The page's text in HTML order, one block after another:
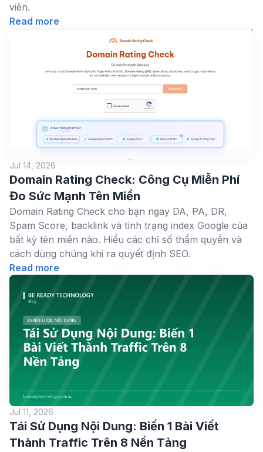
viên.
Read more
Jul 14, 2026
Domain Rating Check: Công Cụ Miễn Phí
Đo Sức Mạnh Tên Miền
Domain Rating Check cho bạn ngay DA, PA, DR,
Spam Score, backlink và tình trạng index Google của
bất kỳ tên miền nào. Hiểu các chỉ số thẩm quyền và
cách dùng chúng khi ra quyết định SEO.
Read more
Jul 11, 2026
Tái Sử Dụng Nội Dung: Biến 1 Bài Viết
Thành Traffic Trên 8 Nền Tảng